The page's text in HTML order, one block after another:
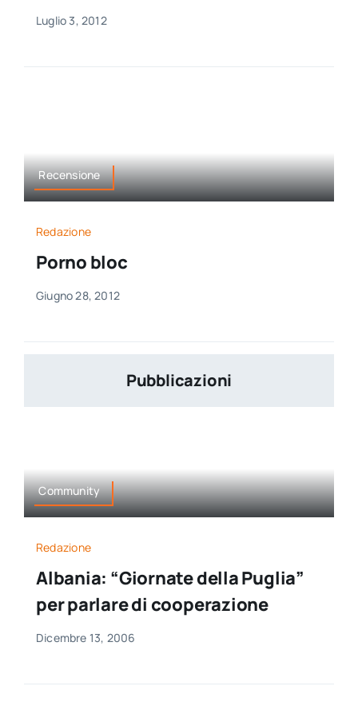
Luglio 3, 2012
Recensione
Redazione
Porno bloc
Giugno 28, 2012
Pubblicazioni
Community
Redazione
Albania: “Giornate della Puglia”
per parlare di cooperazione
Dicembre 13, 2006